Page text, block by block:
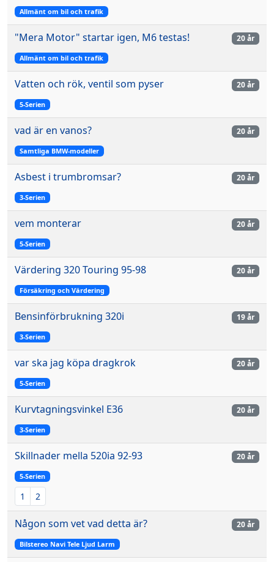
Allmänt om bil och trafik
"Mera Motor" startar igen, M6 testas!
Allmänt om bil och trafik
20 år
Vatten och rök, ventil som pyser
5-Serien
20 år
vad är en vanos?
Samtliga BMW-modeller
20 år
Asbest i trumbromsar?
3-Serien
20 år
vem monterar
5-Serien
20 år
Värdering 320 Touring 95-98
Försäkring och Värdering
20 år
Bensinförbrukning 320i
3-Serien
19 år
var ska jag köpa dragkrok
5-Serien
20 år
Kurvtagningsvinkel E36
3-Serien
20 år
Skillnader mella 520ia 92-93
5-Serien
1 2
20 år
Någon som vet vad detta är?
Bilstereo Navi Tele Ljud Larm
20 år